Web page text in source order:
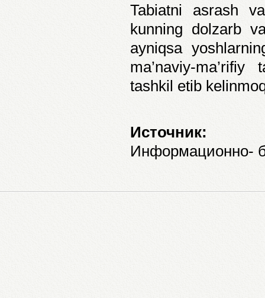
Tabiatni asrash
kunning dolzarb
ayniqsa
ma’naviy-
tashkil etib
Источник:
Информационно-